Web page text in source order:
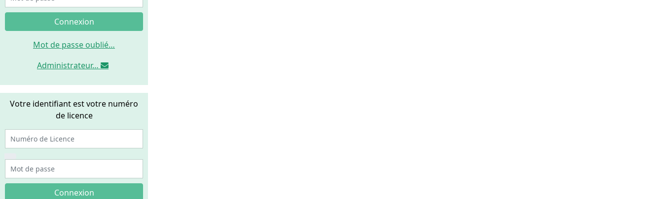
Connexion
Mot de passe oublié…
Administrateur…
Votre identifiant est votre numéro
de licence
Numéro de Licence
Mot de passe
Connexion